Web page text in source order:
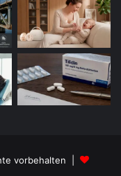
vorbehalten |